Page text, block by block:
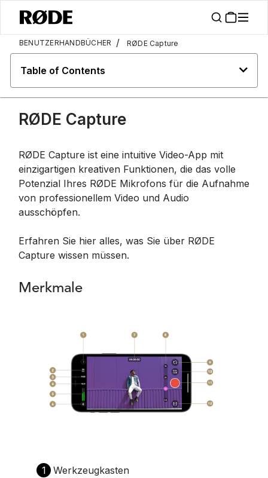
BENUTZERHANDBÜCHER / RØDE Capture
Table of Contents
RØDE Capture
RØDE Capture ist eine intuitive Video-App mit
einzigartigen kreativen Funktionen, die das volle
Potenzial Ihres RØDE Mikrofons für die Aufnahme
von professionellem Video und Audio
ausschöpfen.
Erfahren Sie hier alles, was Sie über RØDE
Capture wissen müssen.
Merkmale
1
Werkzeugkasten